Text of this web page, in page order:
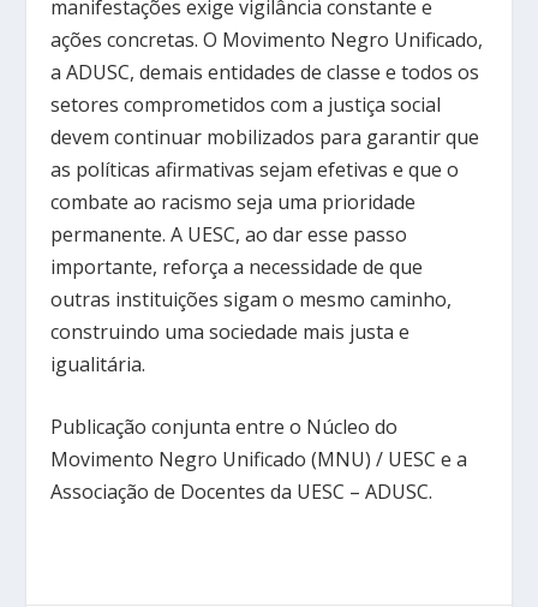
manifestações exige vigilância constante e
ações concretas. O Movimento Negro Unificado,
a ADUSC, demais entidades de classe e todos os
setores comprometidos com a justiça social
devem continuar mobilizados para garantir que
as políticas afirmativas sejam efetivas e que o
combate ao racismo seja uma prioridade
permanente. A UESC, ao dar esse passo
importante, reforça a necessidade de que
outras instituições sigam o mesmo caminho,
construindo uma sociedade mais justa e
igualitária.
Publicação conjunta entre o Núcleo do
Movimento Negro Unificado (MNU) / UESC e a
Associação de Docentes da UESC – ADUSC.